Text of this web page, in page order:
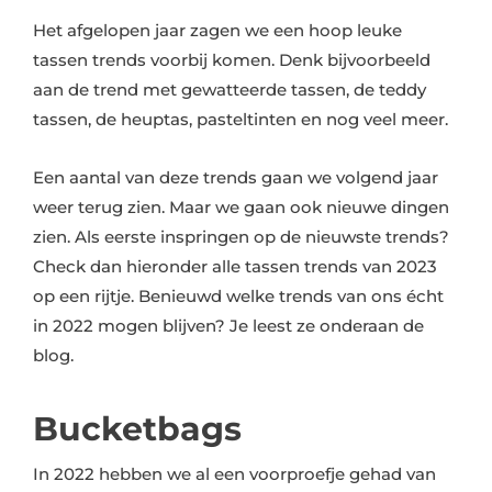
Het afgelopen jaar zagen we een hoop leuke
tassen trends voorbij komen. Denk bijvoorbeeld
aan de trend met gewatteerde tassen, de teddy
tassen, de heuptas, pasteltinten en nog veel meer.
Een aantal van deze trends gaan we volgend jaar
weer terug zien. Maar we gaan ook nieuwe dingen
zien. Als eerste inspringen op de nieuwste trends?
Check dan hieronder alle tassen trends van 2023
op een rijtje. Benieuwd welke trends van ons écht
in 2022 mogen blijven? Je leest ze onderaan de
blog.
Bucketbags
In 2022 hebben we al een voorproefje gehad van